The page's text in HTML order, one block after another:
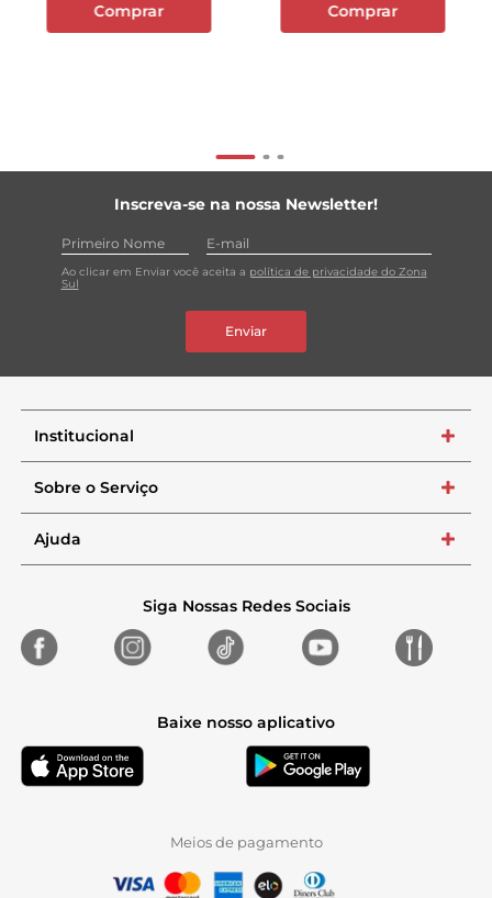
Comprar Comprar
Inscreva-se na nossa Newsletter!
Ao clicar em Enviar você aceita a política de privacidade do Zona
Sul
Enviar
Institucional +
Sobre o Serviço +
Ajuda +
Siga Nossas Redes Sociais
Baixe nosso aplicativo
Meios de pagamento